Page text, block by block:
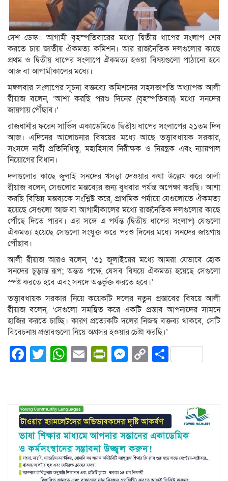
দেশ ডেস্ক:: আগামী বৃহস্পতিবারের মধ্যে দ্বিতীয় ধাপের সংলাপ শেষ
করতে চায় জাতীয় ঐকমত্য কমিশন। আর রাজনৈতিক দলগুলোর কাছে
প্রথম ও দ্বিতীয় ধাপের সংলাপে ঐকমত্য হওয়া বিষয়গুলো পাঠানো হবে
আজ বা আগামীকালের মধ্যে।
মঙ্গলবার সংলাপের সূচনা বক্তব্যে কমিশনের সহসভাপতি অধ্যাপক আলী
রীয়াজ বলেন, ‘আশা করছি পরশু দিনের (বৃহস্পতিবার) মধ্যে সনদের
জায়গায় পৌঁছাব।’
রাজধানীর ফরেন সার্ভিস একাডেমিতে দ্বিতীয় ধাপের সংলাপের ২১তম দিন
আজ। এদিনের আলোচনার বিষয়ের মধ্যে আছে তত্ত্বাবধায়ক সরকার,
সংসদে নারী প্রতিনিধিত্ব, মহাহিসাব নিরীক্ষক ও নিয়ন্ত্রক এবং ন্যায়পাল
নিয়োগের বিধান।
দলগুলোর কাছে জুলাই সনদের খসড়া দেওয়ার কথা উল্লেখ করে আলী
রীয়াজ বলেন, সেগুলোর মন্তব্যের জন্য বুধবার পর্যন্ত অপেক্ষা করছি। আশা
করছি বিভিন্ন মন্তব্যকে সংশ্লিষ্ট করে, প্রাথমিক পর্যায়ে যেগুলোতে ঐকমত্য
হয়েছে সেগুলো আজ বা আগামীকালের মধ্যে রাজনৈতিক দলগুলোর কাছে
পৌঁছে দিতে পারব। এর সঙ্গে এ পর্যন্ত (দ্বিতীয় ধাপের সংলাপ) যেগুলো
ঐকমত্য হয়েছে সেগুলো সংযুক্ত করে পরশু দিনের মধ্যে সনদের জায়গায়
পৌঁছাব।
আলী রীয়াজ আরও বলেন, ‘৩১ জুলাইয়ের মধ্যে আমরা যেভাবে হোক
সনদের চূড়ান্ত রূপ; অন্তত পক্ষে, যেসব বিষয়ে ঐকমত্য হয়েছে সেগুলো
স্পষ্ট করতে হবে এবং সনদে অন্তর্ভুক্ত করতে হবে।’
তত্ত্বাবধায়ক সরকার নিয়ে কয়েকটি দলের নতুন প্রস্তাবের বিষয়ে আলী
রীয়াজ বলেন, ‘সেগুলো সমন্বিত করে একটি প্রস্তাব আপনাদের সামনে
হাজির করতে চাচ্ছি। কারণ প্রত্যেকটি দলের নিজস্ব বক্তব্য থাকবে, সেটি
বিবেচনায় প্রস্তাবগুলো নিয়ে অগ্রসর হওয়ার চেষ্টা করছি।’
Facebook
Twitter
WhatsApp
EmailPrintFriendly
Messenger
CopyShare